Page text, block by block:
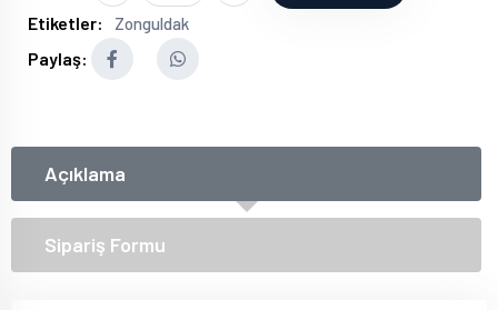
Etiketler: Zonguldak
Paylaş:
Açıklama
Sipariş Formu